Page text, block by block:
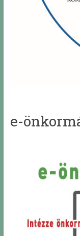
e-